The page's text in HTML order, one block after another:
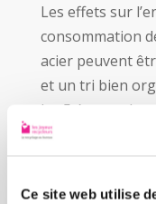
Ce site web utilise
Les effets sur
consommation
acier peuvent
et un tri bien
les 5 étapes du
transit, la